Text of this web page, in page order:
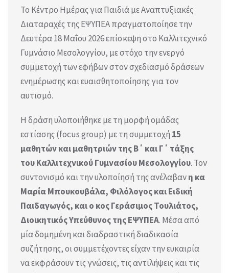
Το Κέντρο Ημέρας για Παιδιά με Αναπτυξιακές
Διαταραχές της ΕΨΥΠΕΑ πραγματοποίησε την
Δευτέρα 18 Μαΐου 2026 επίσκεψη στο Καλλιτεχνικό
Γυμνάσιο Μεσολογγίου, με στόχο την ενεργό
συμμετοχή των εφήβων στον σχεδιασμό δράσεων
ενημέρωσης και ευαισθητοποίησης για τον
αυτισμό.
Η δράση υλοποιήθηκε με τη μορφή ομάδας
εστίασης (focus group) με τη συμμετοχή 15
μαθητών και μαθητριών της Β΄ και Γ΄ τάξης
του Καλλιτεχνικού Γυμνασίου Μεσολογγίου. Τον
συντονισμό και την υλοποίησή της ανέλαβανη κα
Μαρία Μπουκουβάλα, Φιλόλογος και Ειδική
Παιδαγωγός, και ο κος Γεράσιμος Τουλιάτος,
Διοικητικός Υπεύθυνος της ΕΨΥΠΕΑ. Μέσα από
μία δομημένη και διαδραστική διαδικασία
συζήτησης, οι συμμετέχοντες είχαν την ευκαιρία
να εκφράσουν τις γνώσεις, τις αντιλήψεις και τις